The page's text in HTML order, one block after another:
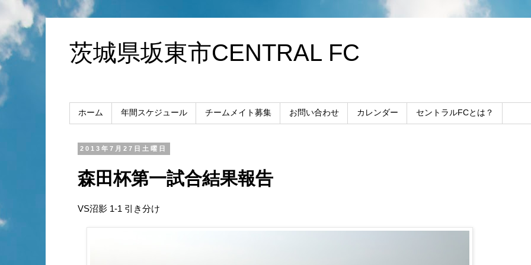
茨城県坂東市CENTRAL FC
ホーム 年間スケジュール チームメイト募集 お問い合わせ カレンダー セントラルFCとは？
2013年7月27日土曜日
森田杯第一試合結果報告
VS沼影 1-1 引き分け